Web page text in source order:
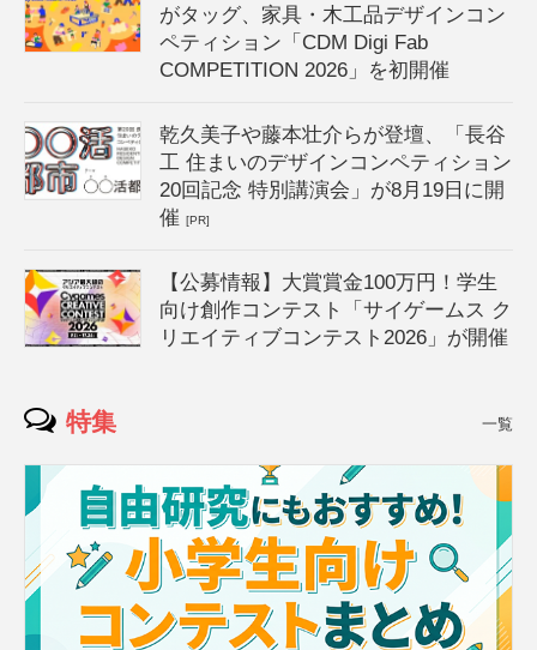
がタッグ、家具・木工品デザインコン
ペティション「CDM Digi Fab
COMPETITION 2026」を初開催
乾久美子や藤本壮介らが登壇、「長谷
工 住まいのデザインコンペティション
20回記念 特別講演会」が8月19日に開
催[PR]
【公募情報】大賞賞金100万円！学生
向け創作コンテスト「サイゲームス ク
リエイティブコンテスト2026」が開催
特集 一覧